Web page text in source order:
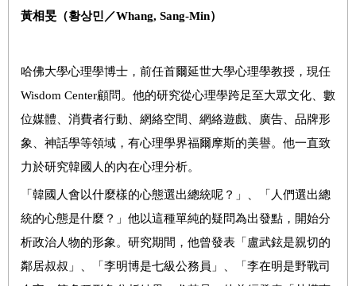
黃相旻（황상민 ／Whang, Sang-Min）
哈佛大學心理學博士，前任首爾延世大學心理學教授，現任
Wisdom Center顧問。他的研究從心理學跨足至大眾文化、數
位媒體、消費者行動、網絡空間、網絡遊戲、廣告、品牌形
象、神話學等領域，有心理學界福爾摩斯的美譽。他一直致
力於研究韓國人的內在心理分析。
「韓國人會以什麼樣的心態選出總統呢？」、「人們選出總
統的心態是什麼？」他以這種單純的疑問為出發點，開始分
析政治人物的形象。研究期間，他曾發表「盧武鉉是親切的
鄰居叔叔」、「李明博是七級公務員」、「李在明是野戰司